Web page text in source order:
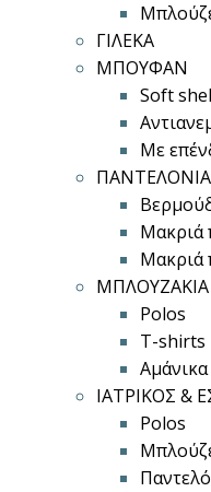
ΓΙΛΕΚΑ
ΜΠΟΥΦΑΝ
Soft
Με
ΠΑΝΤΕΛΟΝΙΑ
Μακριά
Μακριά
ΜΠΛΟΥΖΑΚΙΑ
Polos
T-shirts
Αμάνικα
ΙΑΤΡΙΚΟΣ &
Polos